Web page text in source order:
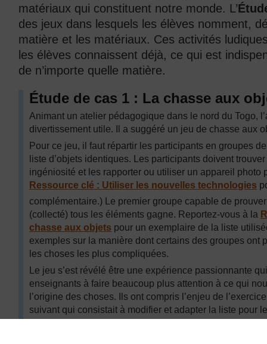
matériaux qui constituent notre monde. L’
des jeux dans lesquels les élèves nomment,
matière et les matériaux. Ces activités
les élèves connaissent déjà, ce qui est
de n’importe quelle matière.
Étude de cas 1 : La chasse aux
Animant un atelier pédagogique dans le nord du Togo,
divertissement utile. Il a suggéré un jeu de chasse aux
Pour ce jeu, il faut répartir les participants en groupes
liste d’objets identiques. Les participants doivent
ingéniosité et les rapporter ou utiliser un appareil photo
Ressource clé : Utiliser les nouvelles technologies
complémentaire.) Le premier groupe capable de
(collecté) tous les éléments gagne. Reportez-vous à la
chasse aux objets pour un exemplaire de la liste
exemples sur la manière dont certains des groupes ont
les choses les plus compliquées.
Le jeu s’est révélé être une expérience passionnante
enseignants à faire beaucoup plus attention à ce qui
l’origine des choses. Ils ont compris l’enjeu de
suivant qui consistait à modifier et adapter la liste pour
pour tester le jeu dans leurs classes respectives et